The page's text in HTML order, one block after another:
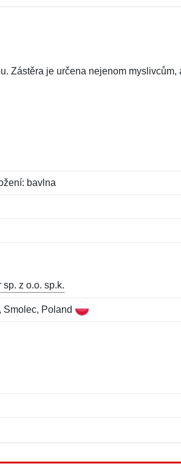
Zástěra je určena nejenom myslivcům,
bavlna
sp. z o.o. sp.k.
Smolec, Poland